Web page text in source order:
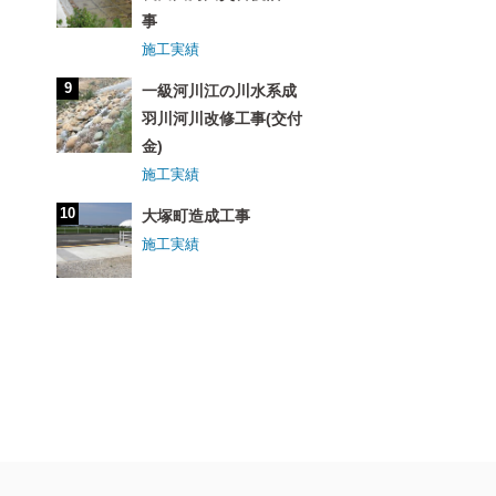
事
施工実績
一級河川江の川水系成
羽川河川改修工事(交付
金)
施工実績
大塚町造成工事
施工実績